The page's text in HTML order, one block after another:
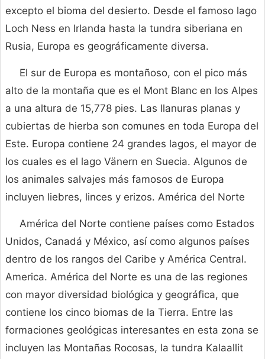
excepto el bioma del desierto. Desde el famoso lago
Loch Ness en Irlanda hasta la tundra siberiana en
Rusia, Europa es geográficamente diversa.
El sur de Europa es montañoso, con el pico más
alto de la montaña que es el Mont Blanc en los Alpes
a una altura de 15,778 pies. Las llanuras planas y
cubiertas de hierba son comunes en toda Europa del
Este. Europa contiene 24 grandes lagos, el mayor de
los cuales es el lago Vänern en Suecia. Algunos de
los animales salvajes más famosos de Europa
incluyen liebres, linces y erizos. América del Norte
América del Norte contiene países como Estados
Unidos, Canadá y México, así como algunos países
dentro de los rangos del Caribe y América Central.
America. América del Norte es una de las regiones
con mayor diversidad biológica y geográfica, que
contiene los cinco biomas de la Tierra. Entre las
formaciones geológicas interesantes en esta zona se
incluyen las Montañas Rocosas, la tundra Kalaallit